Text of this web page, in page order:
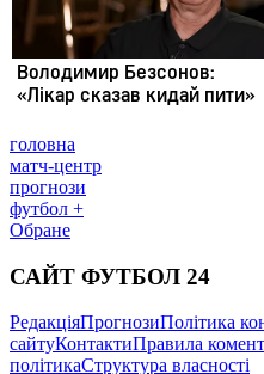
головна
матч-центр
прогнози
футбол +
Обране
САЙТ ФУТБОЛ 24
РедакціяПрогнозиПолітика
сайтуКонтактиПравила
політикаСтруктура власності